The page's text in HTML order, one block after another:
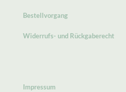
Bestellvorgang
Widerrufs- und Rückgaberecht
Impressum